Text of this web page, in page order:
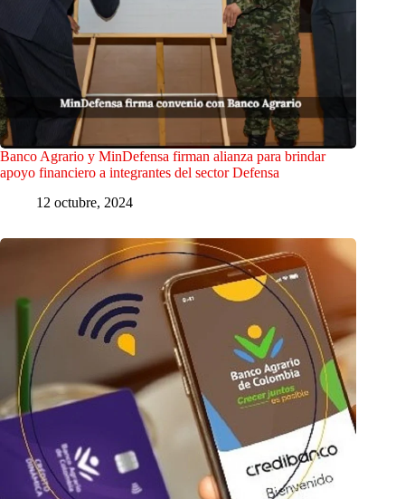
Banco Agrario y MinDefensa firman alianza para brindar
apoyo financiero a integrantes del sector Defensa
12 octubre, 2024